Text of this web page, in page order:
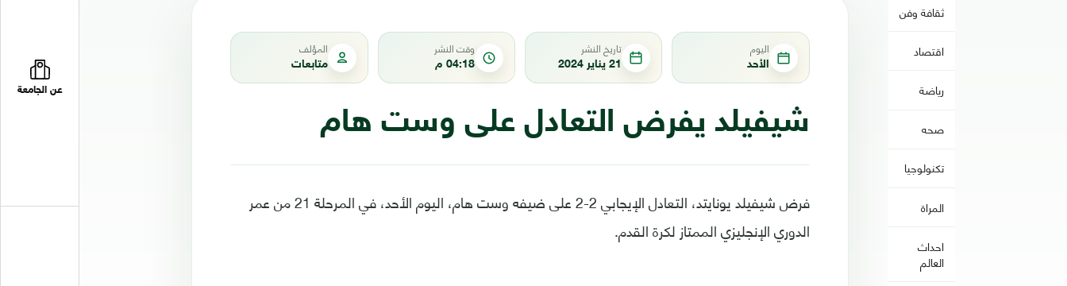
عن الجامعة
ثقافة وفن
اقتصاد
رياضة
صحه
تكنولوجيا
المراة
احداث
العالم
اليوم
الأحد
تاريخ النشر
21 يناير 2024
وقت النشر
04:18 م
المؤلف
متابعات
شيفيلد يفرض التعادل على وست هام
فرض شيفيلد يونايتد، التعادل الإيجابي 2-2 على ضيفه وست هام، اليوم الأحد، في المرحلة 21 من عمر
الدوري الإنجليزي الممتاز لكرة القدم.